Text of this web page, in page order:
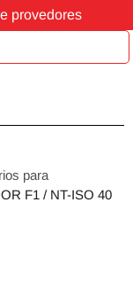
provedores
para
F1 / NT-ISO 40